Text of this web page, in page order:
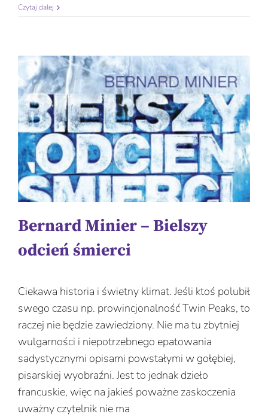
Czytaj dalej
Bernard Minier – Bielszy
odcień śmierci
Ciekawa historia i świetny klimat. Jeśli ktoś polubił
swego czasu np. prowincjonalność Twin Peaks, to
raczej nie będzie zawiedziony. Nie ma tu zbytniej
wulgarności i niepotrzebnego epatowania
sadystycznymi opisami powstałymi w gołębiej,
pisarskiej wyobraźni. Jest to jednak dzieło
francuskie, więc na jakieś poważne zaskoczenia
uważny czytelnik nie ma